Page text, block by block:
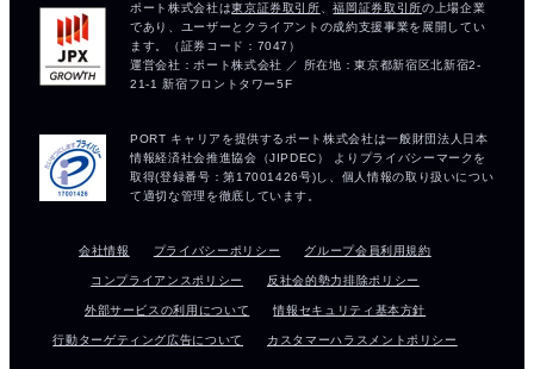
会社情報 プライバシーポリシー グループ会員利用規約
コンプライアンスポリシー 反社会的勢力排除ポリシー
外部サービスの利用について 情報セキュリティ基本方針
行動ターゲティング広告について カスタマーハラスメントポリシー